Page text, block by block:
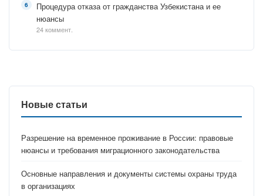
Процедура отказа от гражданства Узбекистана и ее
нюансы
24 коммент.
Новые статьи
Разрешение на временное проживание в России: правовые
нюансы и требования миграционного законодательства
Основные направления и документы системы охраны труда
в организациях